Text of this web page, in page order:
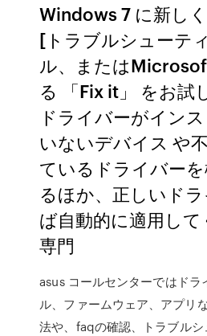
Windows 7 に新し
[トラブルシューテ
ル、または
る 「Fix it」 をお試
ドライバーがイン
いないデバイス や
ているドライバー
るほか、正しいド
ば自動的に適用して
専門
asus コールセンターではドラ
ル、ファームウェア、アプリ
法や、faqの確認、トラブル